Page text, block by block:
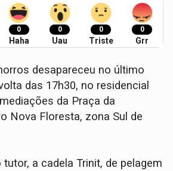
0
Haha
0
Uau
0
Triste
0
Grr
desapareceu no último
das 17h30, no residencial
da Praça da
Nova Floresta, zona Sul de
a cadela Trinit, de pelagem